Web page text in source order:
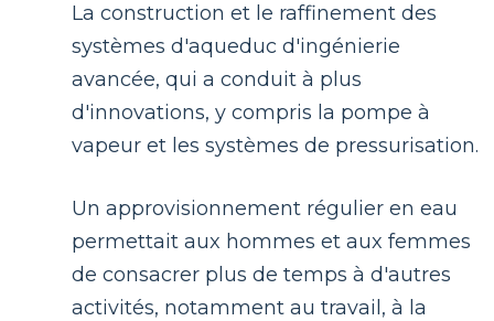
La construction et le raffinement des
systèmes d'aqueduc d'ingénierie
avancée, qui a conduit à plus
d'innovations, y compris la pompe à
vapeur et les systèmes de pressurisation.
Un approvisionnement régulier en eau
permettait aux hommes et aux femmes
de consacrer plus de temps à d'autres
activités, notamment au travail, à la